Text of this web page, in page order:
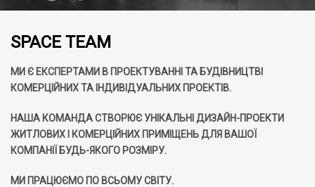
SPACE TEAM
МИ Є ЕКСПЕРТАМИ В ПРОЕКТУВАННІ ТА БУДІВНИЦТВІ
КОМЕРЦІЙНИХ ТА ІНДИВІДУАЛЬНИХ ПРОЕКТІВ.
НАША КОМАНДА СТВОРЮЄ УНІКАЛЬНІ ДИЗАЙН-ПРОЕКТИ
ЖИТЛОВИХ І КОМЕРЦІЙНИХ ПРИМІЩЕНЬ ДЛЯ ВАШОЇ
КОМПАНІЇ БУДЬ-ЯКОГО РОЗМІРУ.
МИ ПРАЦЮЄМО ПО ВСЬОМУ СВІТУ.